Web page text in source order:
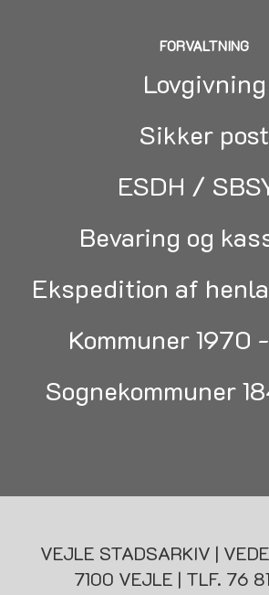
FORVALTNING
Lovgivning
Sikker post
ESDH /
Bevaring og
Ekspedition af
Kommuner 1970
Sognekommuner
VEJLE STADSARKIV |
7100 VEJLE | TLF. 76